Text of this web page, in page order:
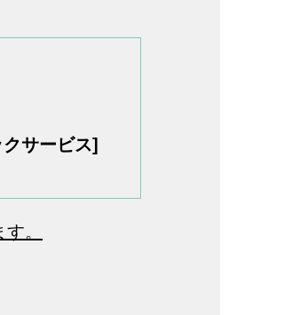
サービス]
。